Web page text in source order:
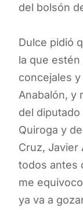
del bolsón
Dulce pidió
la que
concejales
Anabalón, y
del diputado
Quiroga y
Cruz, Javier
todos antes
me
ya va a